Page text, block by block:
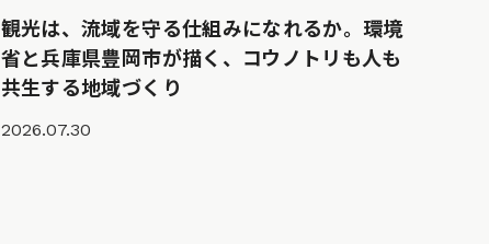
観光は、流域を守る仕組みになれるか。環境
省と兵庫県豊岡市が描く、コウノトリも人も
共生する地域づくり
2026.07.30